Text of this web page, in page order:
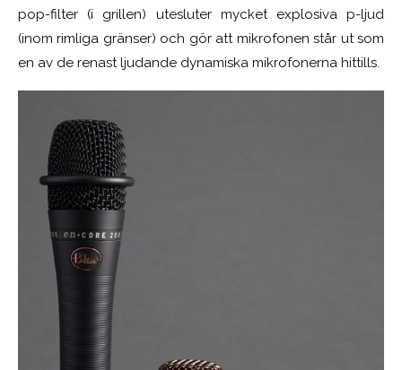
pop-filter (i grillen) utesluter mycket explosiva p-ljud
(inom rimliga gränser) och gör att mikrofonen står ut som
en av de renast ljudande dynamiska mikrofonerna hittills.